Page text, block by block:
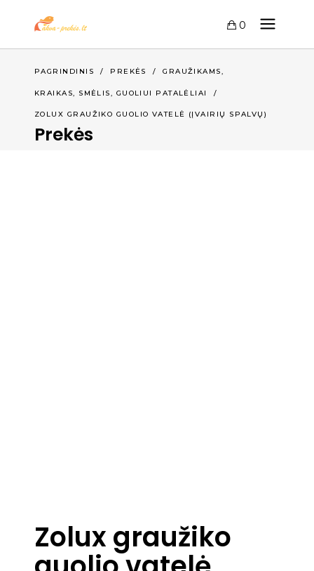
0
PAGRINDINIS / PREKĖS /GRAUŽIKAMS,
KRAIKAS, SMĖLIS, GUOLIUI PATALĖLIAI /
ZOLUX GRAUŽIKO GUOLIO VATELĖ (ĮVAIRIŲ SPALVŲ)
Prekės
Zolux graužiko